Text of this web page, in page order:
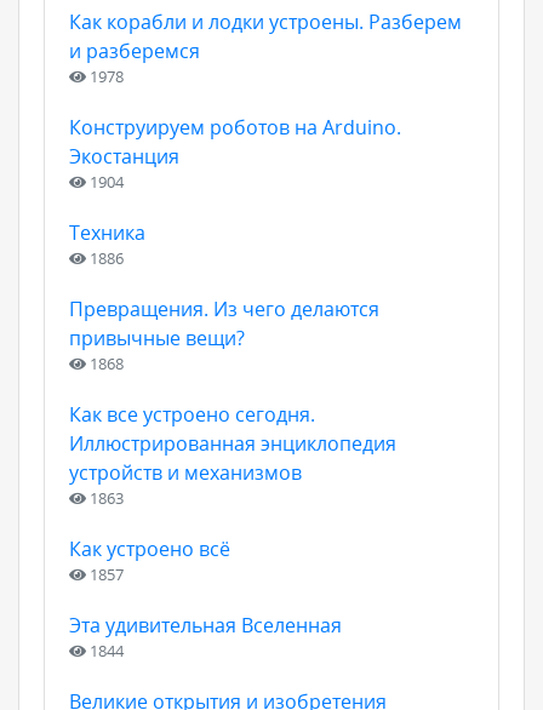
Как корабли и лодки устроены. Разберем
и разберемся
1978
Конструируем роботов на Arduino.
Экостанция
1904
Техника
1886
Превращения. Из чего делаются
привычные вещи?
1868
Как все устроено сегодня.
Иллюстрированная энциклопедия
устройств и механизмов
1863
Как устроено всё
1857
Эта удивительная Вселенная
1844
Великие открытия и изобретения